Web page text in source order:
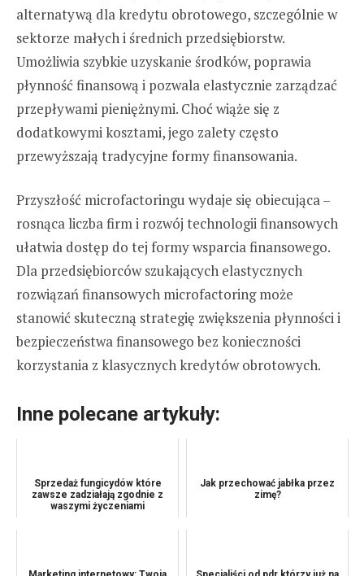
alternatywą dla kredytu obrotowego, szczególnie w
sektorze małych i średnich przedsiębiorstw.
Umożliwia szybkie uzyskanie środków, poprawia
płynność finansową i pozwala elastycznie zarządzać
przepływami pieniężnymi. Choć wiąże się z
dodatkowymi kosztami, jego zalety często
przewyższają tradycyjne formy finansowania.
Przyszłość microfactoringu wydaje się obiecująca –
rosnąca liczba firm i rozwój technologii finansowych
ułatwia dostęp do tej formy wsparcia finansowego.
Dla przedsiębiorców szukających elastycznych
rozwiązań finansowych microfactoring może
stanowić skuteczną strategię zwiększenia płynności i
bezpieczeństwa finansowego bez konieczności
korzystania z klasycznych kredytów obrotowych.
Inne polecane artykuły:
Sprzedaż fungicydów które
zawsze zadziałają zgodnie z
waszymi życzeniami
Jak przechować jabłka przez
zimę?